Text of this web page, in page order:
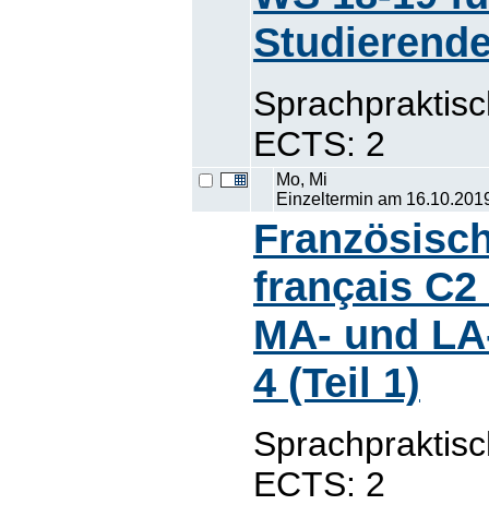
ECTS: 2
Mo, Mi
Einzeltermin am
français C2
MA- und
4 (Teil 1)
ECTS: 2